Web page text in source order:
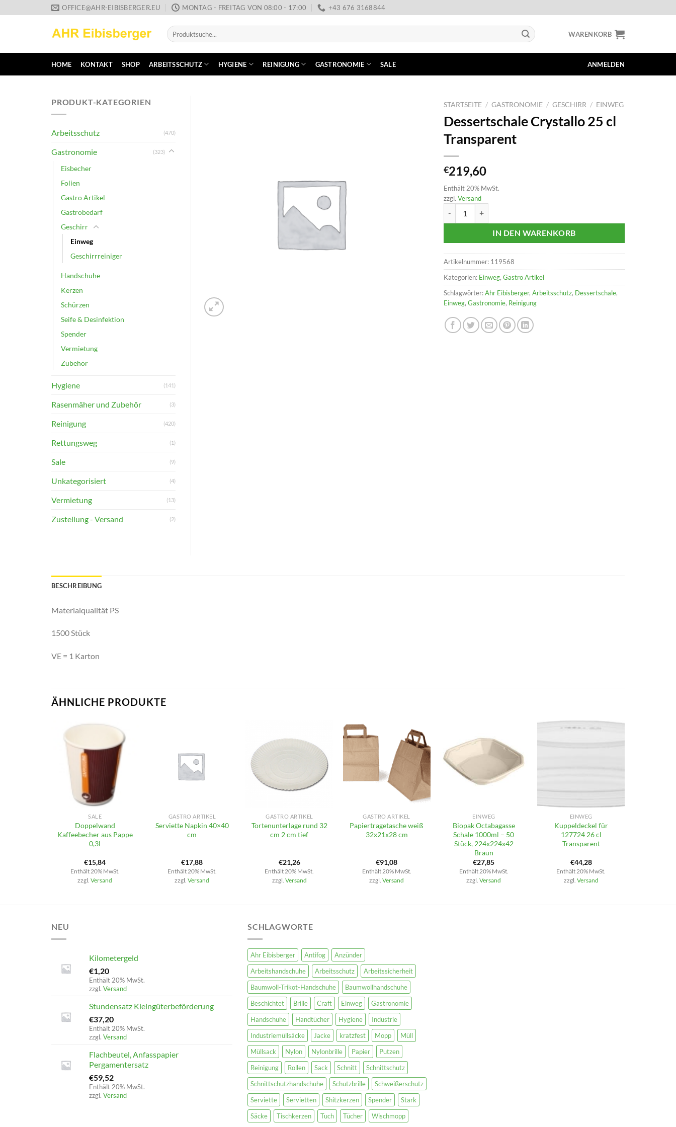
Inhalt
OFFICE@AHR-EIBISBERGER.EU MONTAG - FREITAG VON 08:00 - 17:00 +43 676 3168844
Suche
nach:
WARENKORB
HOME KONTAKT SHOP ARBEITSSCHUTZ HYGIENE REINIGUNG GASTRONOMIE SALE ANMELDEN
STARTSEITE / GASTRONOMIE / GESCHIRR / EINWEG
Dessertschale Crystallo 25 cl
Transparent
€219,60
Enthält 20% MwSt.
zzgl. Versand
IN DEN WARENKORB
Artikelnummer: 119568
Kategorien: Einweg, Gastro Artikel
Schlagwörter:Ahr Eibisberger, Arbeitsschutz, Dessertschale,
Einweg, Gastronomie, Reinigung
PRODUKT-KATEGORIEN
Arbeitsschutz (470)
Gastronomie (323)
Eisbecher
Folien
Gastro Artikel
Gastrobedarf
Geschirr
Einweg
Geschirrreiniger
Handschuhe
Kerzen
Schürzen
Seife & Desinfektion
Spender
Vermietung
Zubehör
Hygiene (141)
Rasenmäher und Zubehör (3)
Reinigung (420)
Rettungsweg (1)
Sale (9)
Unkategorisiert (4)
Vermietung (13)
Zustellung - Versand (2)
BESCHREIBUNG
Materialqualität PS
1500 Stück
VE = 1 Karton
ÄHNLICHE PRODUKTE
SALE
Doppelwand
Kaffeebecher aus Pappe
0,3l
€15,84
Enthält 20% MwSt.
zzgl.Versand
GASTRO ARTIKEL
Serviette Napkin 40×40
cm
€17,88
Enthält 20% MwSt.
zzgl.Versand
GASTRO ARTIKEL
Tortenunterlage rund 32
cm 2 cm tief
€21,26
Enthält 20% MwSt.
zzgl. Versand
GASTRO ARTIKEL
Papiertragetasche weiß
32x21x28 cm
€91,08
Enthält 20% MwSt.
zzgl.Versand
EINWEG
Biopak Octabagasse
Schale 1000ml – 50
Stück, 224x224x42
Braun
€27,85
Enthält 20% MwSt.
zzgl.Versand
EINWEG
Kuppeldeckel für
127724 26 cl
Transparent
€44,28
Enthält 20% MwSt.
zzgl. Versand
NEU
Kilometergeld
€1,20
Enthält 20% MwSt.
zzgl. Versand
Stundensatz Kleingüterbeförderung
€37,20
Enthält 20% MwSt.
zzgl. Versand
Flachbeutel, Anfasspapier
Pergamentersatz
€59,52
Enthält 20% MwSt.
zzgl. Versand
SCHLAGWORTE
Ahr Eibisberger Antifog
Anzünder
Arbeitshandschuhe
Arbeitsschutz
Arbeitssicherheit
Baumwoll-Trikot-Handschuhe
Baumwollhandschuhe
Beschichtet
Brille Craft Einweg
Gastronomie
Handschuhe
Handtücher Hygiene
Industrie
Industriemüllsäcke
Jacke kratzfest Mopp
Müll
Müllsack
Nylon Nylonbrille Papier
Putzen
Reinigung
Rollen Sack Schnitt
Schnittschutz
Schnittschutzhandschuhe
Schutzbrille
Schweißerschutz
Serviette
Servietten Shitzkerzen Spender
Stark
Säcke
Tischkerzen Tuch Tücher Wischmopp